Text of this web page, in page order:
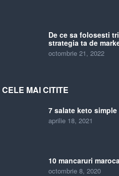
De ce sa folosesti
strategia ta de
octombrie 21, 2022
CELE MAI CITITE
7 salate keto
aprilie 18, 2021
10 mancaruri
octombrie 8, 2020